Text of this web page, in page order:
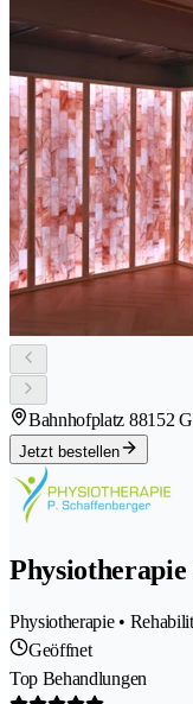
Bahnhofplatz 88152
Jetzt bestellen
Physiotherapie •
Geöffnet
Top Behandlungen